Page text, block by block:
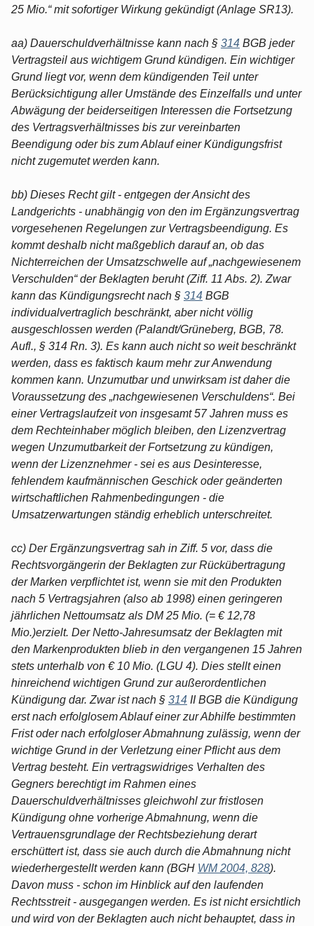
25 Mio.“ mit sofortiger Wirkung gekündigt (Anlage SR13).
aa) Dauerschuldverhältnisse kann nach § 314 BGB jeder
Vertragsteil aus wichtigem Grund kündigen. Ein wichtiger
Grund liegt vor, wenn dem kündigenden Teil unter
Berücksichtigung aller Umstände des Einzelfalls und unter
Abwägung der beiderseitigen Interessen die Fortsetzung
des Vertragsverhältnisses bis zur vereinbarten
Beendigung oder bis zum Ablauf einer Kündigungsfrist
nicht zugemutet werden kann.
bb) Dieses Recht gilt - entgegen der Ansicht des
Landgerichts - unabhängig von den im Ergänzungsvertrag
vorgesehenen Regelungen zur Vertragsbeendigung. Es
kommt deshalb nicht maßgeblich darauf an, ob das
Nichterreichen der Umsatzschwelle auf „nachgewiesenem
Verschulden“ der Beklagten beruht (Ziff. 11 Abs. 2). Zwar
kann das Kündigungsrecht nach § 314 BGB
individualvertraglich beschränkt, aber nicht völlig
ausgeschlossen werden (Palandt/Grüneberg, BGB, 78.
Aufl., § 314 Rn. 3). Es kann auch nicht so weit beschränkt
werden, dass es faktisch kaum mehr zur Anwendung
kommen kann. Unzumutbar und unwirksam ist daher die
Voraussetzung des „nachgewiesenen Verschuldens“. Bei
einer Vertragslaufzeit von insgesamt 57 Jahren muss es
dem Rechteinhaber möglich bleiben, den Lizenzvertrag
wegen Unzumutbarkeit der Fortsetzung zu kündigen,
wenn der Lizenznehmer - sei es aus Desinteresse,
fehlendem kaufmännischen Geschick oder geänderten
wirtschaftlichen Rahmenbedingungen - die
Umsatzerwartungen ständig erheblich unterschreitet.
cc) Der Ergänzungsvertrag sah in Ziff. 5 vor, dass die
Rechtsvorgängerin der Beklagten zur Rückübertragung
der Marken verpflichtet ist, wenn sie mit den Produkten
nach 5 Vertragsjahren (also ab 1998) einen geringeren
jährlichen Nettoumsatz als DM 25 Mio. (= € 12,78
Mio.)erzielt. Der Netto-Jahresumsatz der Beklagten mit
den Markenprodukten blieb in den vergangenen 15 Jahren
stets unterhalb von € 10 Mio. (LGU 4). Dies stellt einen
hinreichend wichtigen Grund zur außerordentlichen
Kündigung dar. Zwar ist nach § 314 II BGB die Kündigung
erst nach erfolglosem Ablauf einer zur Abhilfe bestimmten
Frist oder nach erfolgloser Abmahnung zulässig, wenn der
wichtige Grund in der Verletzung einer Pflicht aus dem
Vertrag besteht. Ein vertragswidriges Verhalten des
Gegners berechtigt im Rahmen eines
Dauerschuldverhältnisses gleichwohl zur fristlosen
Kündigung ohne vorherige Abmahnung, wenn die
Vertrauensgrundlage der Rechtsbeziehung derart
erschüttert ist, dass sie auch durch die Abmahnung nicht
wiederhergestellt werden kann (BGH WM 2004, 828).
Davon muss - schon im Hinblick auf den laufenden
Rechtsstreit - ausgegangen werden. Es ist nicht ersichtlich
und wird von der Beklagten auch nicht behauptet, dass in